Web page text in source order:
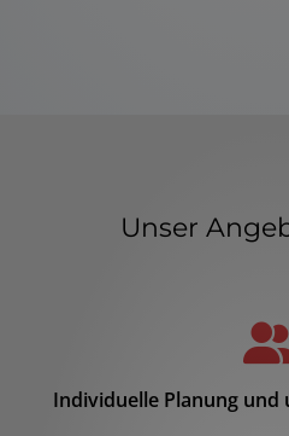
Unser
Individuelle Planung und